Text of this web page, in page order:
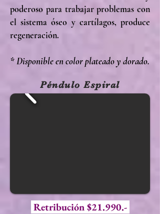
poderoso para trabajar problemas con
el sistema óseo y cartílagos, produce
regeneración.
* Disponible en color plateado y dorado.
Péndulo Espiral
Retribución $21.990.-